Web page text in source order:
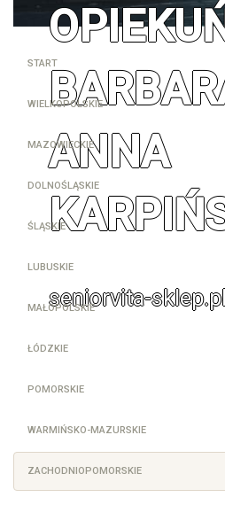
ANNA
seniorvita-sklep.pl
START
WIELKOPOLSKIE
MAZOWIECKIE
DOLNOŚLĄSKIE
ŚLĄSKIE
LUBUSKIE
MAŁOPOLSKIE
ŁÓDZKIE
POMORSKIE
WARMIŃSKO-MAZURSKIE
ZACHODNIOPOMORSKIE